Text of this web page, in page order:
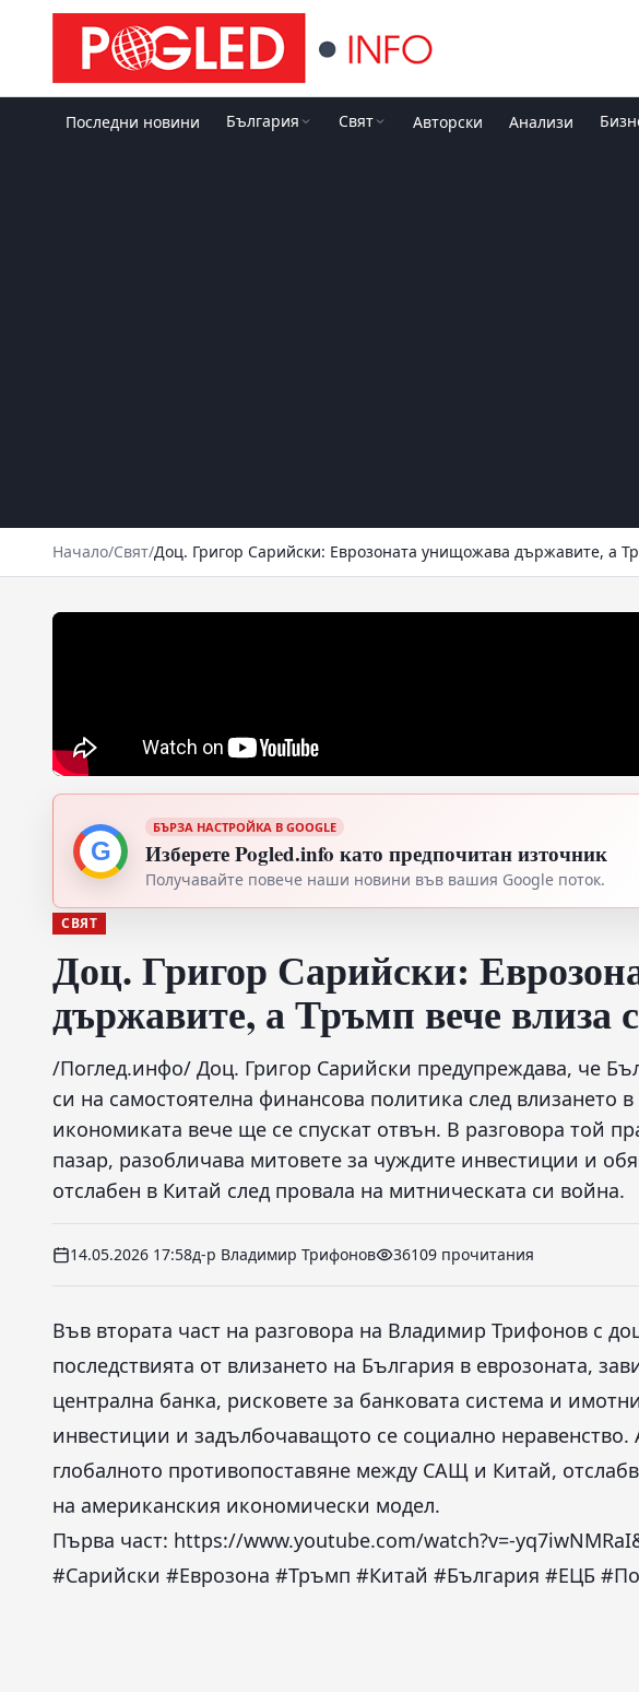
Последни новини България Свят Авторски Анализи
Начало/Свят/Доц. Григор Сарийски: Еврозоната унищожава държавите, а
G
БЪРЗА НАСТРОЙКА В GOOGLE
Изберете Pogled.info като предпочитан източник
Получавайте повече наши новини във вашия Google поток.
СВЯТ
Доц. Григор Сарийски:
държавите, а Тръмп вече влиза
/Поглед.инфо/ Доц. Григор Сарийски предупреждава, че
си на самостоятелна финансова политика след влизането
икономиката вече ще се спускат отвън. В разговора той
пазар, разобличава митовете за чуждите инвестиции и
отслабен в Китай след провала на митническата си война.
14.05.2026 17:58д-р Владимир Трифонов 36109 прочитания
Във втората част на разговора на Владимир Трифонов с
последствията от влизането на България в еврозоната,
централна банка, рисковете за банковата система и
инвестиции и задълбочаващото се социално
глобалното противопоставяне между САЩ и Китай,
на американския икономически модел.
Първа част: https://www.youtube.com/watch?v=-
#Сарийски #Еврозона #Тръмп #Китай #България #ЕЦБ